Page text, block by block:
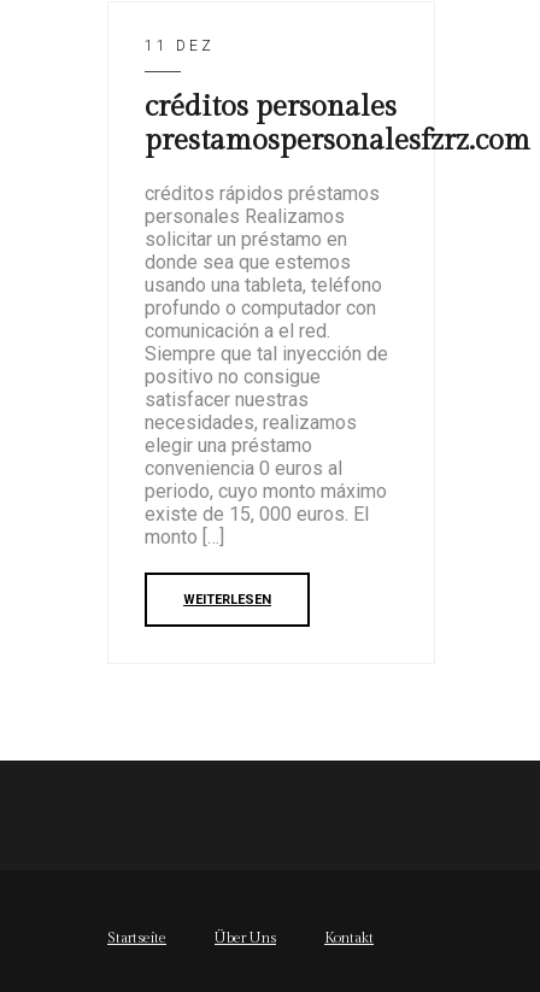
11 DEZ
créditos personales
prestamospersonalesfzrz.com
créditos rápidos préstamos
personales Realizamos
solicitar un préstamo en
donde sea que estemos
usando una tableta, teléfono
profundo o computador con
comunicación a el red.
Siempre que tal inyección de
positivo no consigue
satisfacer nuestras
necesidades, realizamos
elegir una préstamo
conveniencia 0 euros al
periodo, cuyo monto máximo
existe de 15, 000 euros. El
monto […]
WEITERLESEN
Startseite Über Uns Kontakt